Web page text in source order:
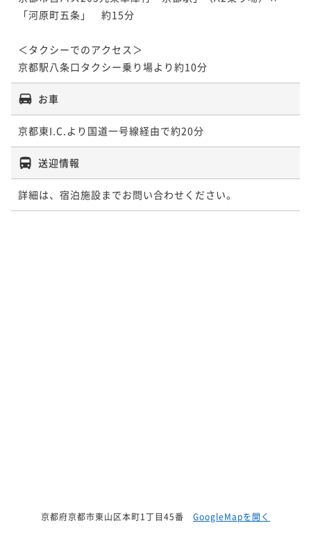
「河原町五条」　約15分
＜タクシーでのアクセス＞
京都駅八条口タクシー乗り場より約10分
お車
京都東I.C.より国道一号線経由で約20分
送迎情報
詳細は、宿泊施設までお問い合わせください。
京都府京都市東山区本町1丁目45番 GoogleMapを開く